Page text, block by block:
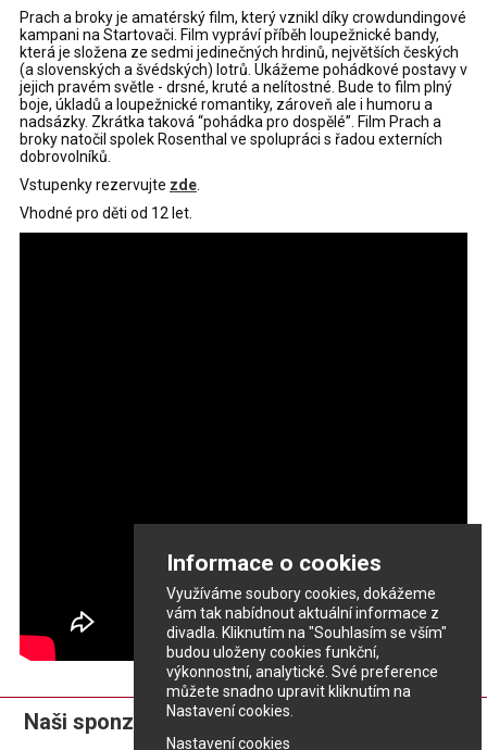
Informace o cookies
Využíváme soubory cookies, dokážeme
vám tak nabídnout aktuální informace z
divadla. Kliknutím na "Souhlasím se vším"
budou uloženy cookies funkční,
výkonnostní, analytické. Své preference
můžete snadno upravit kliknutím na
Nastavení cookies.
Nastavení cookies
Prach a broky je amatérský film, který vznikl díky crowdundingové
kampani na Startovači. Film vypráví příběh loupežnické bandy,
která je složena ze sedmi jedinečných hrdinů, největších českých
(a slovenských a švédských) lotrů. Ukážeme pohádkové postavy v
jejich pravém světle - drsné, kruté a nelítostné. Bude to film plný
boje, úkladů a loupežnické romantiky, zároveň ale i humoru a
nadsázky. Zkrátka taková “pohádka pro dospělé”. Film Prach a
broky natočil spolek Rosenthal ve spolupráci s řadou externích
dobrovolníků.
Vstupenky rezervujte zde.
Vhodné pro děti od 12 let.
Naši sponzoři: